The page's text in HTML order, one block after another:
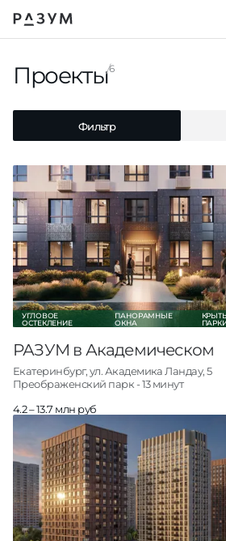
Проекты6
Фильтр
Фильтр
УГЛОВОЕ
ОСТЕКЛЕНИЕ
ПАНОРАМНЫЕ
ОКНА
РАЗУМ в Академическом
Екатеринбург, ул. Академика Ландау, 5
Преображенский парк - 13 минут
4.2 – 13.7 млн руб
Студии25
1-комн68
2-комн88
3-комн +32
Паркинг492
Кладовые131
О проекте